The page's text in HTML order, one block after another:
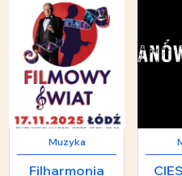
Muzyka
Filharmonia